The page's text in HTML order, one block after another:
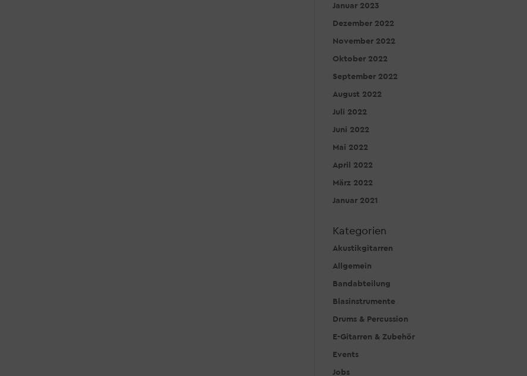
Januar 2023
Dezember 2022
November 2022
Oktober 2022
September 2022
August 2022
Juli 2022
Juni 2022
Mai 2022
April 2022
März 2022
Januar 2021
Kategorien
Akustikgitarren
Allgemein
Bandabteilung
Blasinstrumente
Drums & Percussion
E-Gitarren & Zubehör
Events
Jobs